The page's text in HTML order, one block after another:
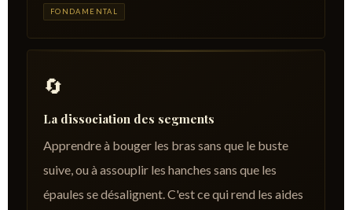
FONDAMENTAL
🔄
La dissociation des segments
Apprendre à bouger les bras sans que le buste
suive, ou à assouplir les hanches sans que les
épaules se désalignent. C'est ce qui rend les aides